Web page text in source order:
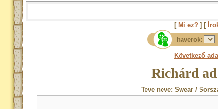
[ Mi ez? ] [
haverok:
Következő
Richárd
Teve neve: Swear /